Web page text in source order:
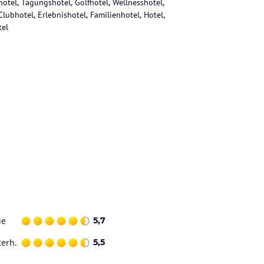
Tagungshotel, Golfhotel, Wellnesshotel,
Erlebnishotel, Familienhotel, Hotel,
5,7
5,5